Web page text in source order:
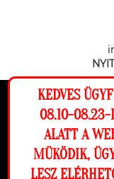
Ez a weboldal
lehető legjobb
Beállítások
Az online fizetést a
KEDVES
08.10-08.23-
ALATT A
MÜKÖDIK,
LESZ